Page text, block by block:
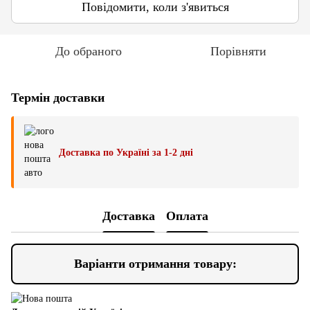
Повідомити, коли з'явиться
До обраного Порівняти
Термін доставки
Доставка по Україні за 1-2 дні
Доставка Оплата
Варіанти отримання товару: